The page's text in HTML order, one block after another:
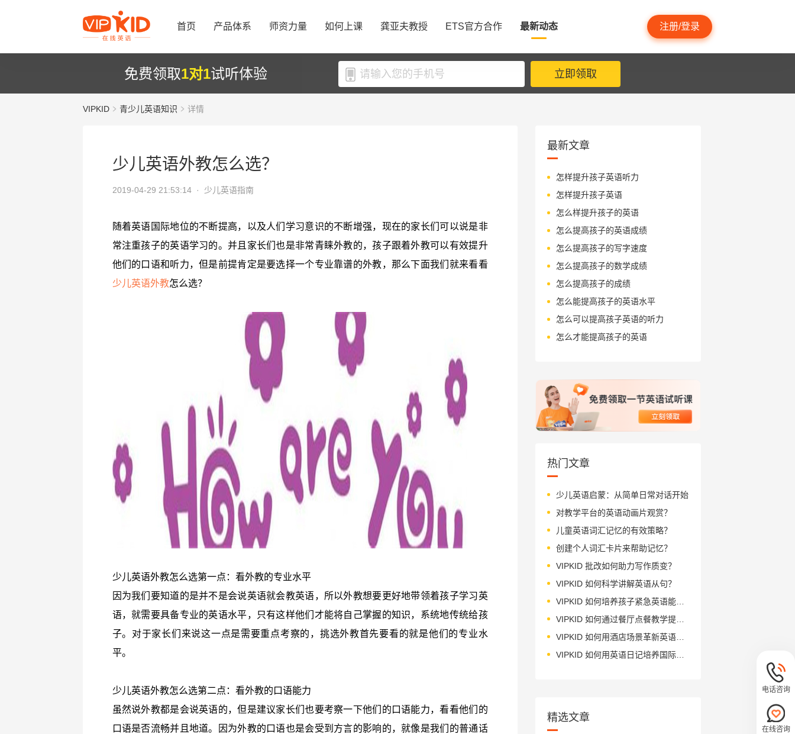
首页 产品体系 师资力量 如何上课 龚亚夫教授 ETS官方合作 最新动态 注册/登录
免费领取1对1试听体验 立即领取
VIPKID 青少儿英语知识 详情
少儿英语外教怎么选？
2019-04-29 21:53:14 · 少儿英语指南
随着英语国际地位的不断提高，以及人们学习意识的不断增强，现在的家长们可以说是非
常注重孩子的英语学习的。并且家长们也是非常青睐外教的，孩子跟着外教可以有效提升
他们的口语和听力，但是前提肯定是要选择一个专业靠谱的外教，那么下面我们就来看看
少儿英语外教怎么选？
少儿英语外教怎么选第一点：看外教的专业水平
因为我们要知道的是并不是会说英语就会教英语，所以外教想要更好地带领着孩子学习英
语，就需要具备专业的英语水平，只有这样他们才能将自己掌握的知识，系统地传统给孩
子。对于家长们来说这一点是需要重点考察的，挑选外教首先要看的就是他们的专业水
平。
少儿英语外教怎么选第二点：看外教的口语能力
虽然说外教都是会说英语的，但是建议家长们也要考察一下他们的口语能力，看看他们的
口语是否流畅并且地道。因为外教的口语也是会受到方言的影响的，就像是我们的普通话
最新文章
怎样提升孩子英语听力
怎样提升孩子英语
怎么样提升孩子的英语
怎么提高孩子的英语成绩
怎么提高孩子的写字速度
怎么提高孩子的数学成绩
怎么提高孩子的成绩
怎么能提高孩子的英语水平
怎么可以提高孩子英语的听力
怎么才能提高孩子的英语
热门文章
少儿英语启蒙：从简单日常对话开始
对教学平台的英语动画片观赏？
儿童英语词汇记忆的有效策略？
创建个人词汇卡片来帮助记忆？
VIPKID 批改如何助力写作质变？
VIPKID 如何科学讲解英语从句？
VIPKID 如何培养孩子紧急英语能力？
VIPKID 如何通过餐厅点餐教学提升少儿英语应用能力？
VIPKID 如何用酒店场景革新英语教学？
VIPKID 如何用英语日记培养国际化人才？
精选文章
电话咨询
在线咨询